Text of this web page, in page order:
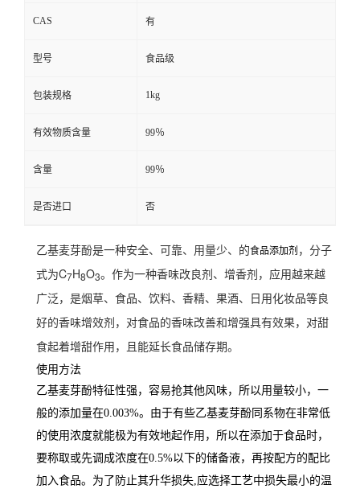
CAS 有
型号 食品级
包装规格 1kg
有效物质含量 99％
含量 99％
是否进口 否
乙基麦芽酚是一种安全、可靠、用量少、的食品添加剂 ，分子
式为C7H8O3。作为一种香味改良剂、增香剂，应用越来越
广泛，是烟草、食品、饮料、香精、果酒、日用化妆品等良
好的香味增效剂，对食品的香味改善和增强具有效果，对甜
食起着增甜作用，且能延长食品储存期。
使用方法
乙基麦芽酚特征性强，容易抢其他风味，所以用量较小，一
般的添加量在0.003%。由于有些乙基麦芽酚同系物在非常低
的使用浓度就能极为有效地起作用，所以在添加于食品时，
要称取或先调成浓度在0.5%以下的储备液，再按配方的配比
加入食品。为了防止其升华损失,应选择工艺中损失最小的温